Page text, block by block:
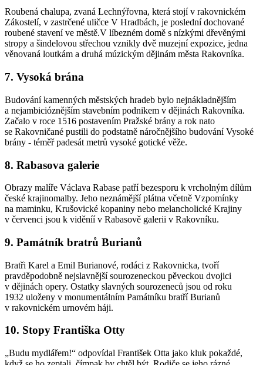
Roubená chalupa, zvaná Lechnýřovna, která stojí v rakovnickém
Zákostelí, v zastrčené uličce V Hradbách, je poslední dochované
roubené stavení ve městě.V líbezném domě s nízkými dřevěnými
stropy a šindelovou střechou vznikly dvě muzejní expozice, jedna
věnovaná loutkám a druhá múzickým dějinám města Rakovníka.
7. Vysoká brána
Budování kamenných městských hradeb bylo nejnákladnějším
a nejambicióznějším stavebním podnikem v dějinách Rakovníka.
Začalo v roce 1516 postavením Pražské brány a rok nato
se Rakovničané pustili do podstatně náročnějšího budování Vysoké
brány - téměř padesát metrů vysoké gotické věže.
8. Rabasova galerie
Obrazy malíře Václava Rabase patří bezesporu k vrcholným dílům
české krajinomalby. Jeho neznámější plátna včetně Vzpomínky
na maminku, Krušovické kopaniny nebo melancholické Krajiny
v červenci jsou k viděníí v Rabasově galerii v Rakovníku.
9. Památník bratrů Burianů
Bratři Karel a Emil Burianové, rodáci z Rakovnicka, tvoří
pravděpodobně nejslavnější sourozeneckou pěveckou dvojici
v dějinách opery. Ostatky slavných sourozeneců jsou od roku
1932 uloženy v monumentálním Památníku bratří Burianů
v rakovnickém urnovém háji.
10. Stopy Františka Otty
„Budu mydlářem!“ odpovídal František Otta jako kluk pokaždé,